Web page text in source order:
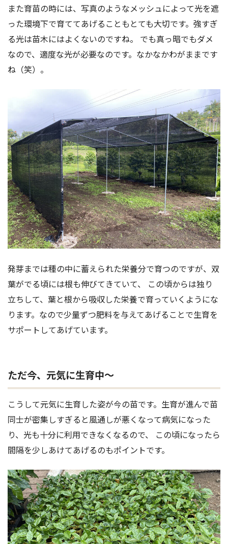
また育苗の時には、写真のようなメッシュによって光を遮
った環境下で育ててあげることもとても大切です。強すぎ
る光は苗木にはよくないのですね。 でも真っ暗でもダメ
なので、適度な光が必要なのです。なかなかわがままです
ね（笑）。
発芽までは種の中に蓄えられた栄養分で育つのですが、双
葉がでる頃には根も伸びてきていて、 この頃からは独り
立ちして、葉と根から吸収した栄養で育っていくようにな
ります。なので少量ずつ肥料を与えてあげることで生育を
サポートしてあげています。
ただ今、元気に生育中〜
こうして元気に生育した姿が今の苗です。生育が進んで苗
同士が密集しすぎると風通しが悪くなって病気になった
り、光も十分に利用できなくなるので、 この頃になったら
間隔を少しあけてあげるのもポイントです。